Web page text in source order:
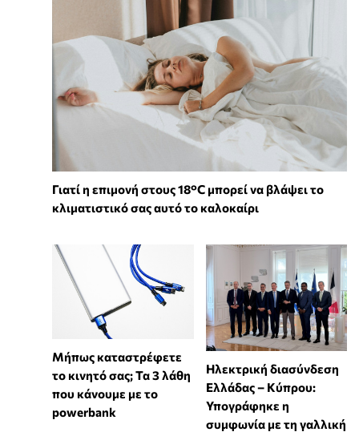
Γιατί η επιμονή στους 18°C μπορεί να βλάψει το
κλιματιστικό σας αυτό το καλοκαίρι
Μήπως καταστρέφετε
το κινητό σας; Τα 3 λάθη
που κάνουμε με το
powerbank
Ηλεκτρική διασύνδεση
Ελλάδας – Κύπρου:
Υπογράφηκε η
συμφωνία με τη γαλλική